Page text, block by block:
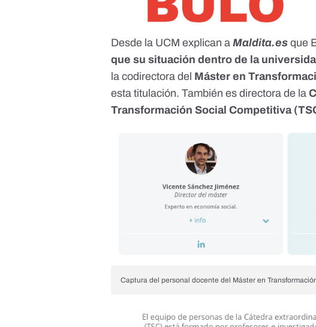
Desde la UCM explican aMaldita.esque
que su situación dentro de la
la codirectora del Máster en
esta titulación. También esdirectora de la
Transformación Social Competitiva
Captura del personal docente del Máster en